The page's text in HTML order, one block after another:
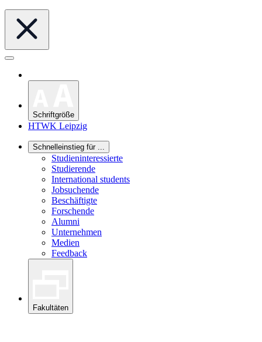
Schriftgröße
HTWK Leipzig
Schnelleinstieg für ...
Studieninteressierte
Studierende
International students
Jobsuchende
Beschäftigte
Forschende
Alumni
Unternehmen
Medien
Feedback
Fakultäten